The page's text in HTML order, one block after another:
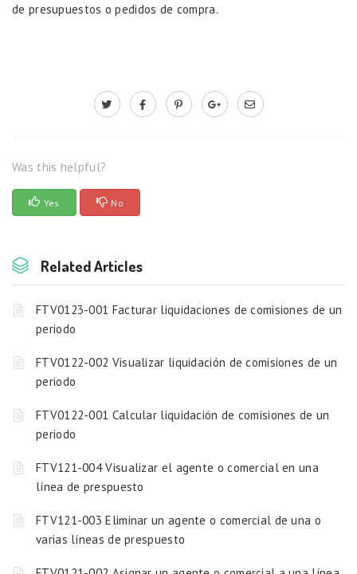
de presupuestos o pedidos de compra.
Was this helpful?
Yes No
Related Articles
FTV0123-001 Facturar liquidaciones de comisiones de un
periodo
FTV0122-002 Visualizar liquidación de comisiones de un
periodo
FTV0122-001 Calcular liquidación de comisiones de un
periodo
FTV121-004 Visualizar el agente o comercial en una
línea de prespuesto
FTV121-003 Eliminar un agente o comercial de una o
varias líneas de prespuesto